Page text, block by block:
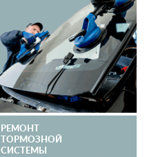
РЕМОНТ
ТОРМОЗНОЙ
СИСТЕМЫ